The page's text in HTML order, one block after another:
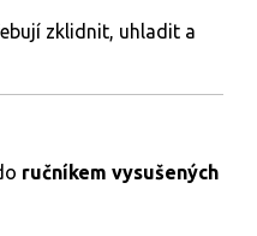
zklidnit, uhladit a
ručníkem vysušených